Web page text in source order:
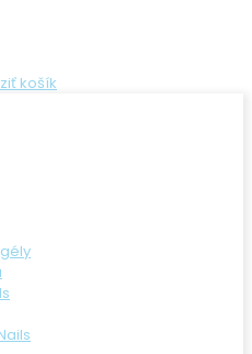
košík